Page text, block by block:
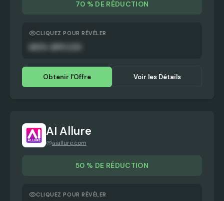
70 % DE RÉDUCTION
CLIQUEZ POUR RÉVÉLER
Obtenir l'Offre Voir les Détails
AI Allure
aiallure.com
50 % DE RÉDUCTION
CLIQUEZ POUR RÉVÉLER